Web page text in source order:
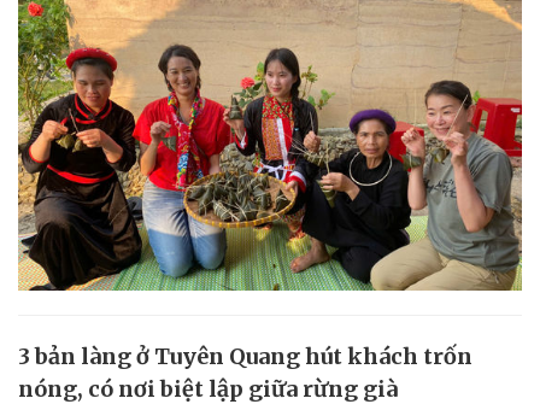
3 bản làng ở Tuyên Quang hút khách trốn
nóng, có nơi biệt lập giữa rừng già